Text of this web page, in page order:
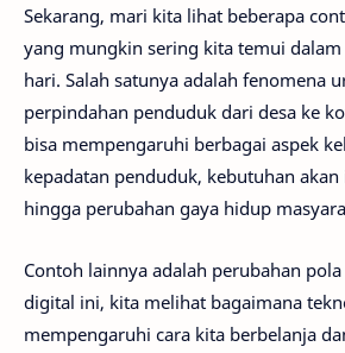
Sekarang, mari kita lihat beberapa
yang mungkin sering kita temui
hari. Salah satunya adalah fenomena
perpindahan penduduk dari desa ke
bisa mempengaruhi berbagai aspek
kepadatan penduduk, kebutuhan
hingga perubahan gaya hidup
Contoh lainnya adalah perubahan
digital ini, kita melihat bagaimana
mempengaruhi cara kita berbelanja